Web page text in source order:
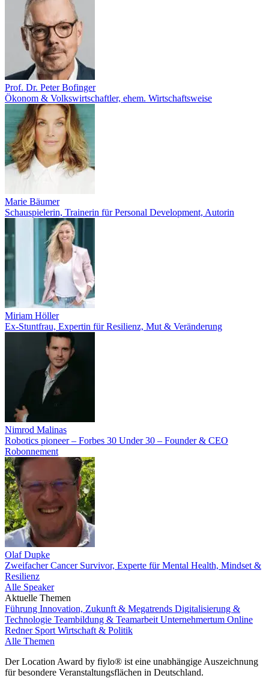
Prof. Dr. Peter Bofinger
Ökonom & Volkswirtschaftler, ehem. Wirtschaftsweise
Marie Bäumer
Schauspielerin, Trainerin für Personal Development, Autorin
Miriam Höller
Ex-Stuntfrau, Expertin für Resilienz, Mut & Veränderung
Nimrod Malinas
Robotics pioneer – Forbes 30 Under 30 – Founder & CEO
Robonnement
Olaf Dupke
Zweifacher Cancer Survivor, Experte für Mental Health, Mindset &
Resilienz
Alle Speaker
Aktuelle Themen
Führung Innovation, Zukunft & Megatrends Digitalisierung &
Technologie Teambildung & Teamarbeit Unternehmertum Online
Redner Sport Wirtschaft & Politik
Alle Themen
Der Location Award by fiylo® ist eine unabhängige Auszeichnung
für besondere Veranstaltungsflächen in Deutschland.